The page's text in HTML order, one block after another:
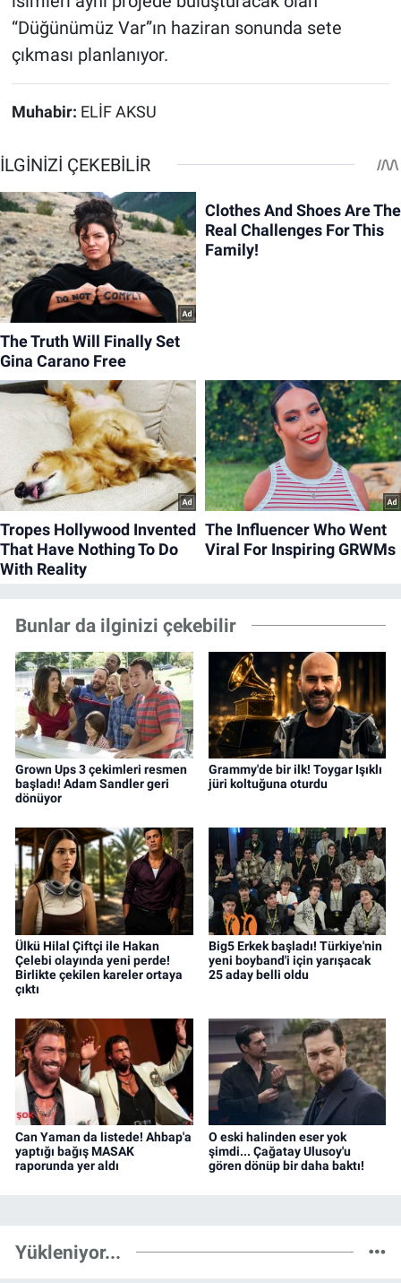
“Düğünümüz Var”ın haziran sonunda sete
çıkması planlanıyor.
Muhabir: ELİF AKSU
Bunlar da ilginizi çekebilir
Grown Ups 3 çekimleri resmen
başladı! Adam Sandler geri
dönüyor
Grammy'de bir ilk! Toygar Işıklı
jüri koltuğuna oturdu
Ülkü Hilal Çiftçi ile Hakan
Çelebi olayında yeni perde!
Birlikte çekilen kareler ortaya
çıktı
Big5 Erkek başladı! Türkiye'nin
yeni boyband'i için yarışacak
25 aday belli oldu
Can Yaman da listede! Ahbap'a
yaptığı bağış MASAK
raporunda yer aldı
O eski halinden eser yok
şimdi... Çağatay Ulusoy'u
gören dönüp bir daha baktı!
Yükleniyor...